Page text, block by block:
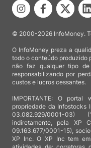
© 2000-2026 InfoMoney.
O InfoMoney preza a
todo o conteúdo produzido
não faz qualquer tipo
responsabilizando por
custos e lucros cessantes.
IMPORTANTE: O portal
propriedade da Infostocks
03.082.929/0001-03)
indiretamente, pela XP
09.163.677/0001-15),
XP Inc. O XP Inc tem